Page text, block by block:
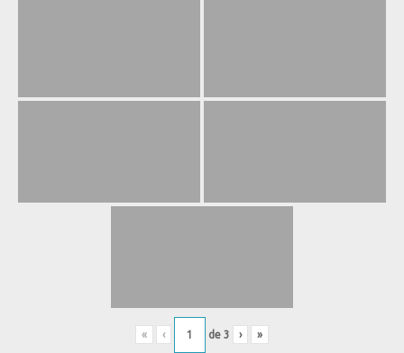
« ‹ de 3 › »